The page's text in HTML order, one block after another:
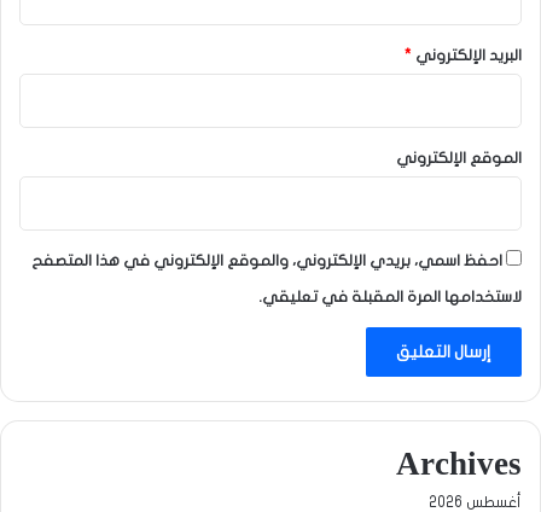
البريد الإلكتروني *
الموقع الإلكتروني
احفظ اسمي، بريدي الإلكتروني، والموقع الإلكتروني في هذا المتصفح
لاستخدامها المرة المقبلة في تعليقي.
Archives
أغسطس 2026